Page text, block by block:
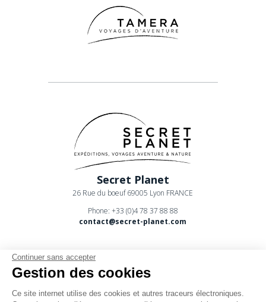
Secret Planet
26 Rue du boeuf 69005 Lyon FRANCE
Phone: +33 (0)4 78 37 88 88
contact@secret-planet.com
Continuer sans accepter
Gestion des cookies
Ce site internet utilise des cookies et autres traceurs électroniques.